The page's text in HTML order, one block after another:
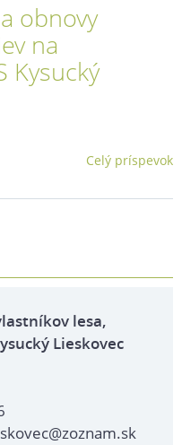
obnovy
na
Kysucký
Celý príspevok
lesa,
Lieskovec